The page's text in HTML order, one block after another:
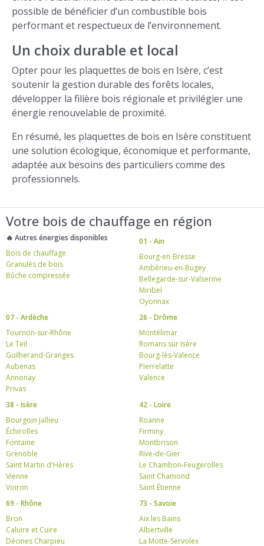
possible de bénéficier d’un combustible bois
performant et respectueux de l’environnement.
Un choix durable et local
Opter pour les plaquettes de bois en Isère, c’est
soutenir la gestion durable des forêts locales,
développer la filière bois régionale et privilégier une
énergie renouvelable de proximité.
En résumé, les plaquettes de bois en Isère constituent
une solution écologique, économique et performante,
adaptée aux besoins des particuliers comme des
professionnels.
Votre bois de chauffage en région
🔥 Autres énergies disponibles
Bois de chauffage
Granulés de bois
Bûche compressée
01 - Ain
Bourg-en-Bresse
Ambérieu-en-Bugey
Bellegarde-sur-Valserine
Miribel
Oyonnax
07 - Ardèche
Tournon-sur-Rhône
Le Teil
Guilherand-Granges
Aubenas
Annonay
Privas
26 - Drôme
Montélimar
Romans sur Isère
Bourg-lès-Valence
Pierrelatte
Valence
38 - Isère
Bourgoin Jallieu
Échirolles
Fontaine
Grenoble
Saint Martin d'Hères
Vienne
Voiron
42 - Loire
Roanne
Firminy
Montbrison
Rive-de-Gier
Le Chambon-Feugerolles
Saint Chamond
Saint Étienne
69 - Rhône
Bron
Caluire et Cuire
Décines Charpieu
73 - Savoie
Aix les Bains
Albertville
La Motte-Servolex